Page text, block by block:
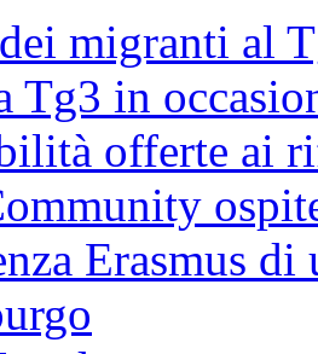
migranti al
Tg3 in
offerte ai
Erasmus